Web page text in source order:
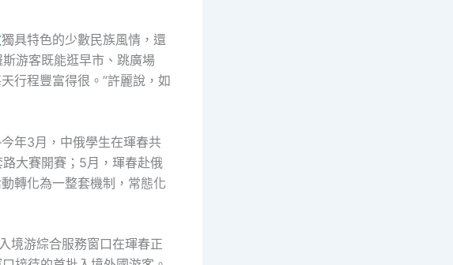
獨具特色的少數民族風情，還
游客既能逛早市、跳廣場
行程豐富得很。”許麗說，如
年3月，中俄學生在琿春共
大賽開賽；5月，琿春赴俄
轉化為一整套機制，常態化
境游綜合服務窗口在琿春正